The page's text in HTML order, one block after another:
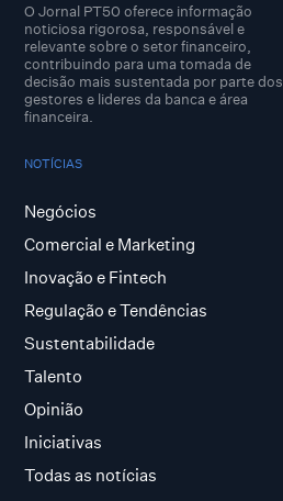
O Jornal PT50 oferece informação
noticiosa rigorosa, responsável e
relevante sobre o setor financeiro,
contribuindo para uma tomada de
decisão mais sustentada por parte dos
gestores e lideres da banca e área
financeira.
NOTÍCIAS
Negócios
Comercial e Marketing
Inovação e Fintech
Regulação e Tendências
Sustentabilidade
Talento
Opinião
Iniciativas
Todas as notícias